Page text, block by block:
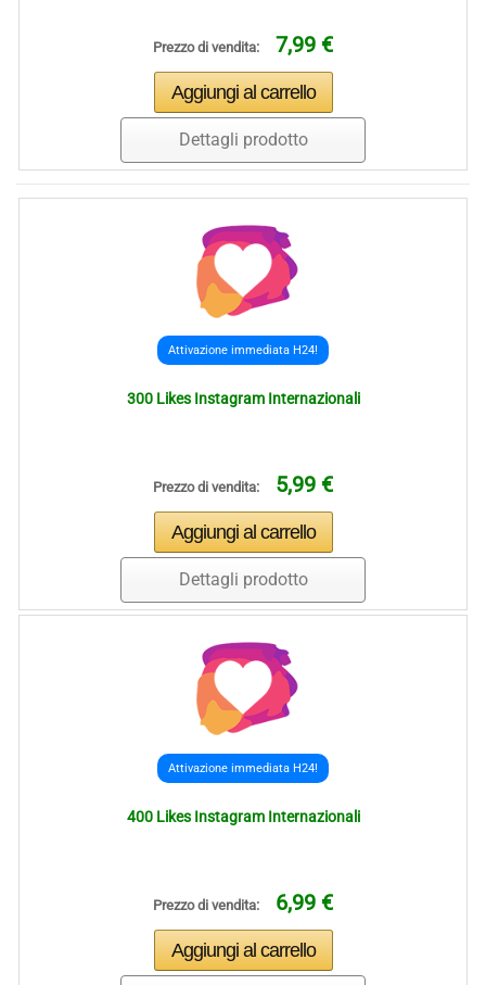
Prezzo di vendita: 7,99 €
Dettagli prodotto
Attivazione immediata H24!
300 Likes Instagram Internazionali
Prezzo di vendita: 5,99 €
Dettagli prodotto
Attivazione immediata H24!
400 Likes Instagram Internazionali
Prezzo di vendita: 6,99 €